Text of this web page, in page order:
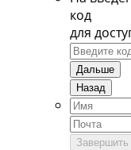
код
для
Дальше
Назад
Завершить